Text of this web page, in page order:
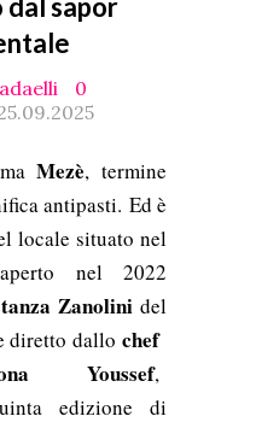
0
Mezè, termine
antipasti. Ed è
locale situato nel
nel 2022
Zanolini del
diretto dallochef
Youssef,
edizione di